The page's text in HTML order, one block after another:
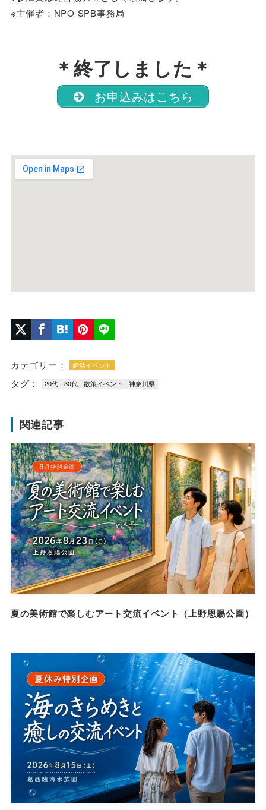
※主催者：NPO SPB事務局
＊終了しました＊
お申込みはこちら
カテゴリー： 婚活イベント
タグ： 20代 30代 散策イベント 神奈川県
関連記事
夏の美術館で楽しむアート交流イベント（上野恩賜公園）